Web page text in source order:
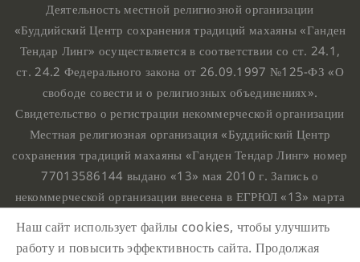
Деятельность местной религиозной организации
«Буддийский Центр сохранения традиций махаяны «Ганден
Тендар Линг» осуществляется в соответствии со ст. 24.1,
ст. 24.2 Федерального закона от 26.09.1997 №125-ФЗ «О
свободе совести и о религиозных объединениях».
Свидетельство о регистрации некоммерческой организации
Местная религиозная организация «Буддийский Центр
сохранения традиций махаяны «Ганден Тендар Линг» номер
77013586144 выдано «13» мая 2010 г. Запись о
некоммерческой организации внесена в ЕГРЮЛ «13» марта
номером 1107799015708.
Наш сайт использует файлы cookies, чтобы улучшить
работу и повысить эффективность сайта. Продолжая